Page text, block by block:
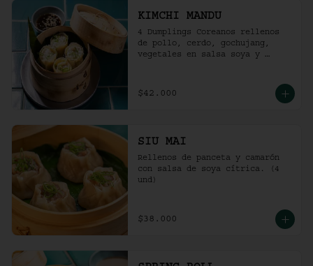
KIMCHI MANDU
4 Dumplings Coreanos rellenos
de pollo, cerdo, gochujang,
vegetales en salsa soya y
$42.000
SIU MAI
Rellenos de panceta y camarón
con salsa de soya cítrica. (4
und)
$38.000